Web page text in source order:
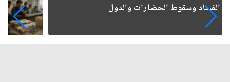
رواتب الموظفين على صفيح ساخن